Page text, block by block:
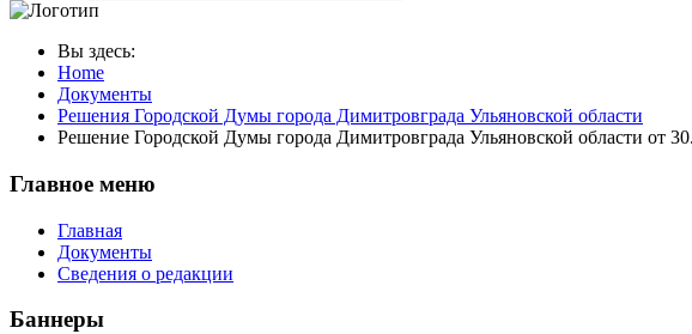
Вы здесь:
Home
Документы
Решения Городской Думы города Димитровграда Ульяновской области
Решение Городской Думы города Димитровграда Ульяновской области от
Главное меню
Главная
Документы
Сведения о редакции
Баннеры